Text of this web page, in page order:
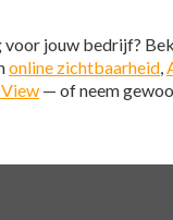
voor jouw bedrijf?
online zichtbaarheid,
— of neem